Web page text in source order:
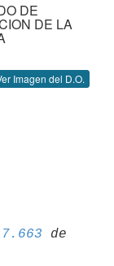
DE
DE LA
Imagen del D.O.
de